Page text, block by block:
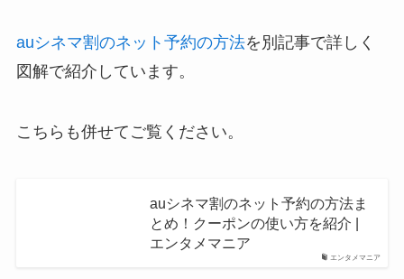
auシネマ割のネット予約の方法を別記事で詳しく
図解で紹介しています。
こちらも併せてご覧ください。
エンタメマニア
auシネマ割のネット予約の方法ま
とめ！クーポンの使い方を紹介 |
エンタメマニア